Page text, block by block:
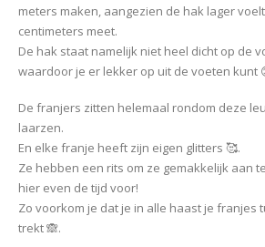
meters maken, aangezien de hak lager
centimeters meet.
De hak staat namelijk niet heel dicht op de
waardoor je er lekker op uit de voeten kunt
De franjers zitten helemaal rondom deze
laarzen.
En elke franje heeft zijn eigen glitters 🥰.
Ze hebben een rits om ze gemakkelijk aan
hier even de tijd voor!
Zo voorkom je dat je in alle haast je franjes
trekt 🙈.